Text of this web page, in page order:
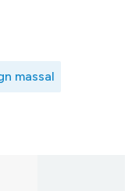
massal